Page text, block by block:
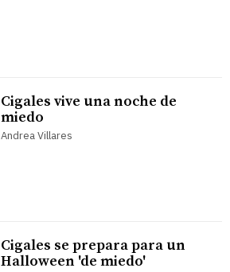
Cigales vive una noche de
miedo
Andrea Villares
Cigales se prepara para un
Halloween 'de miedo'